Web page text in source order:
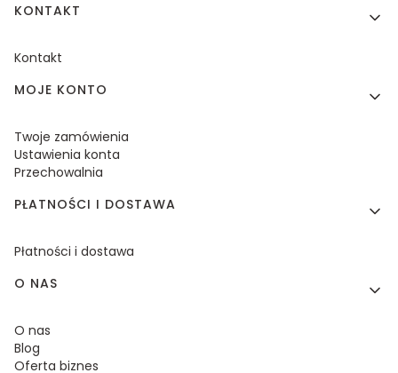
KONTAKT
Kontakt
MOJE KONTO
Twoje zamówienia
Ustawienia konta
Przechowalnia
PŁATNOŚCI I DOSTAWA
Płatności i dostawa
O NAS
O nas
Blog
Oferta biznes